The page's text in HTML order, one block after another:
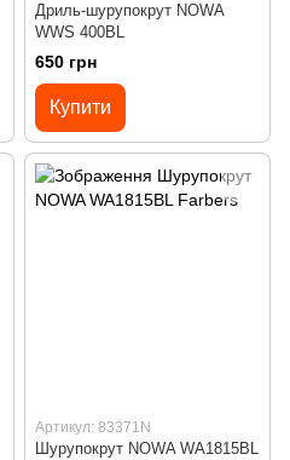
Дриль-шурупокрут NOWA
WWS 400BL
650 грн
Купити
Артикул: 83371N
Шурупокрут NOWA WA1815BL